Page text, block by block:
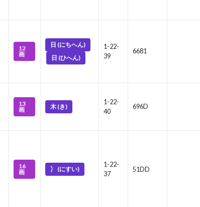
12
画
日 (にちへん)
日 (ひへん)
1-22-
39
6681
13
画
木 (き)
1-22-
40
696D
16
画
冫 (にすい)
1-22-
37
51DD